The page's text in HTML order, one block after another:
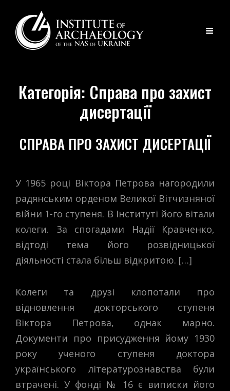
Категорія: Справа про захист
дисертації
СПРАВА ПРО ЗАХИСТ ДИСЕРТАЦІЇ
У 1965 році Віктора Петрова нагородили
радянським орденом Великої Вітчизняної
війни 1-го ступеня. В Інституті його вітали
колеги. За спогадами Надії Кравченко,
відтоді тема його розвідницької
діяльності стала більш відкритою. […]
Колеги та друзі клопотали про
відновлення докторського ступеня
Віктора Петрова, однак марно.
Документи про присудження йому 1930
року ученого ступеня доктора
українського літературознавства були
втрачені. У фонді № 16 є виписки його